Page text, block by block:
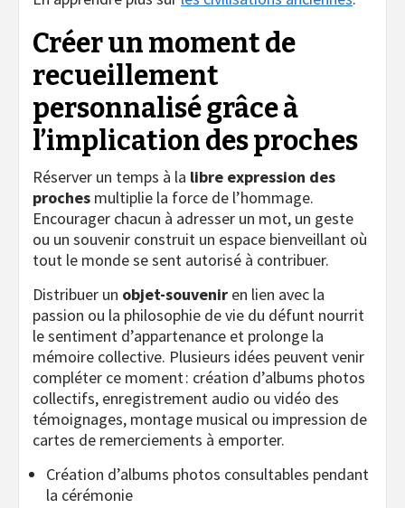
Créer un moment de
recueillement
personnalisé grâce à
l’implication des proches
Réserver un temps à la libre expression des
proches multiplie la force de l’hommage.
Encourager chacun à adresser un mot, un geste
ou un souvenir construit un espace bienveillant où
tout le monde se sent autorisé à contribuer.
Distribuer un objet-souvenir en lien avec la
passion ou la philosophie de vie du défunt nourrit
le sentiment d’appartenance et prolonge la
mémoire collective. Plusieurs idées peuvent venir
compléter ce moment : création d’albums photos
collectifs, enregistrement audio ou vidéo des
témoignages, montage musical ou impression de
cartes de remerciements à emporter.
Création d’albums photos consultables pendant
la cérémonie